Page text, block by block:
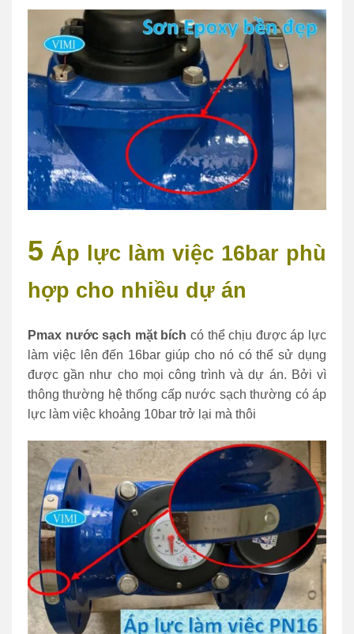
5 Áp lực làm việc 16bar phù
hợp cho nhiều dự án
Pmax nước sạch mặt bích có thể chịu được áp lực
làm việc lên đến 16bar giúp cho nó có thể sử dụng
được gần như cho mọi công trình và dự án. Bởi vì
thông thường hệ thống cấp nước sạch thường có áp
lực làm việc khoảng 10bar trở lại mà thôi